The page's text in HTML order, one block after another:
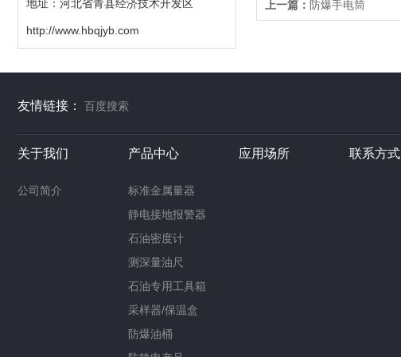
地址：河北省青县经济技术开发区
http://www.hbqjyb.com
上一篇： 防爆手电筒
友情链接： 百度搜索
关于我们
公司简介
产品中心
标准金属量器
静电接地报警器
石油密度计
测深量油尺
石油专用工具箱
采样器/保温盒
防爆油桶
应用场所 联系方式